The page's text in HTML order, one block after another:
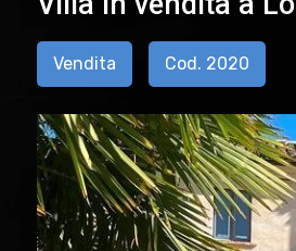
Vendita Cod. 2020